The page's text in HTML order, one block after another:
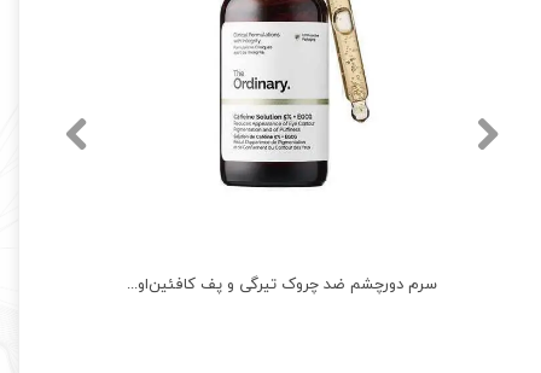
سرم دورچشم ضد چروک تیرگی و پف کافئین‌اوردینری اصل کانادا The Ordinary